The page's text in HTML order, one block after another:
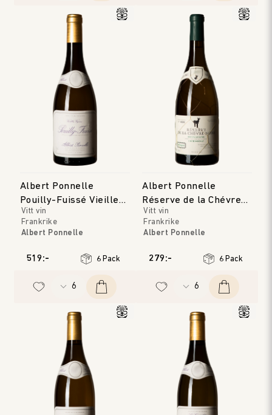
Albert Ponnelle
Pouilly-Fuissé Vieilles
Vignes
Vitt vin
Frankrike
Albert Ponnelle
519:- 6 Pack
Albert Ponnelle
Réserve de la Chévre
Noire Blanc
Vitt vin
Frankrike
Albert Ponnelle
279:- 6 Pack